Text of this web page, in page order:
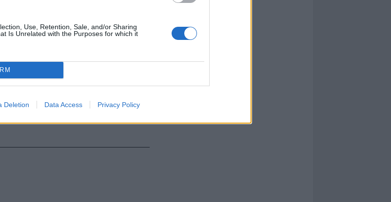
Use, Retention, Sale, and/or Sharing
Is Unrelated with the Purposes for which it
Deletion Data Access Privacy Policy